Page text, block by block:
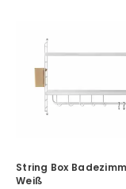
String Box
Weiß